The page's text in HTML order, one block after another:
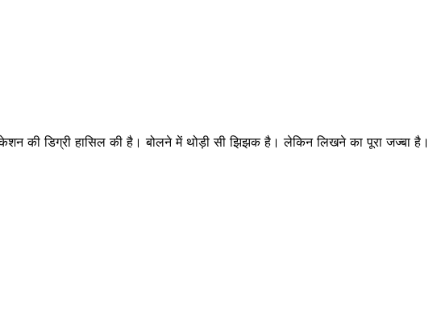
की डिग्री हासिल की है। बोलने में थोड़ी सी झिझक है। लेकिन लिखने का पूरा जज्बा है।